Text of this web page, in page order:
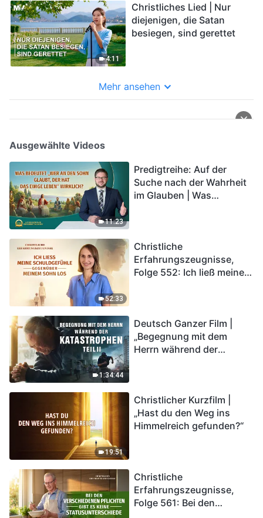
4:11
Christliches Lied | Nur
diejenigen, die Satan
besiegen, sind gerettet
Mehr ansehen
Ausgewählte Videos
11:23
Predigtreihe: Auf der
Suche nach der Wahrheit
im Glauben | Was
52:33
Christliche
Erfahrungszeugnisse,
Folge 552: Ich ließ meine
1:34:44
Deutsch Ganzer Film |
„Begegnung mit dem
Herrn während der
in das Königreich Gottes
eintreten?
19:51
Christlicher Kurzfilm |
„Hast du den Weg ins
Himmelreich gefunden?“
Christliche
Erfahrungszeugnisse,
Folge 561: Bei den